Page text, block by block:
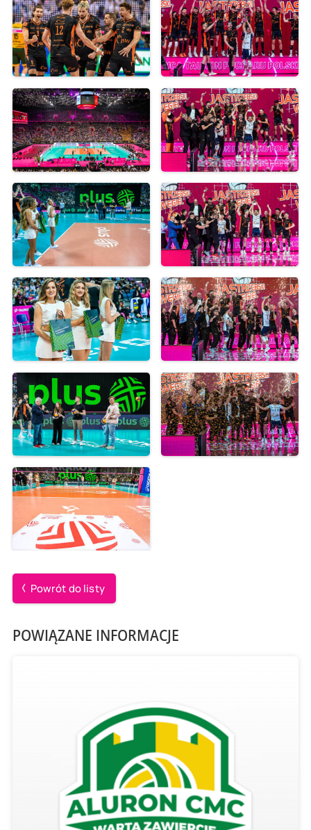
Powrót do listy
POWIĄZANE INFORMACJE